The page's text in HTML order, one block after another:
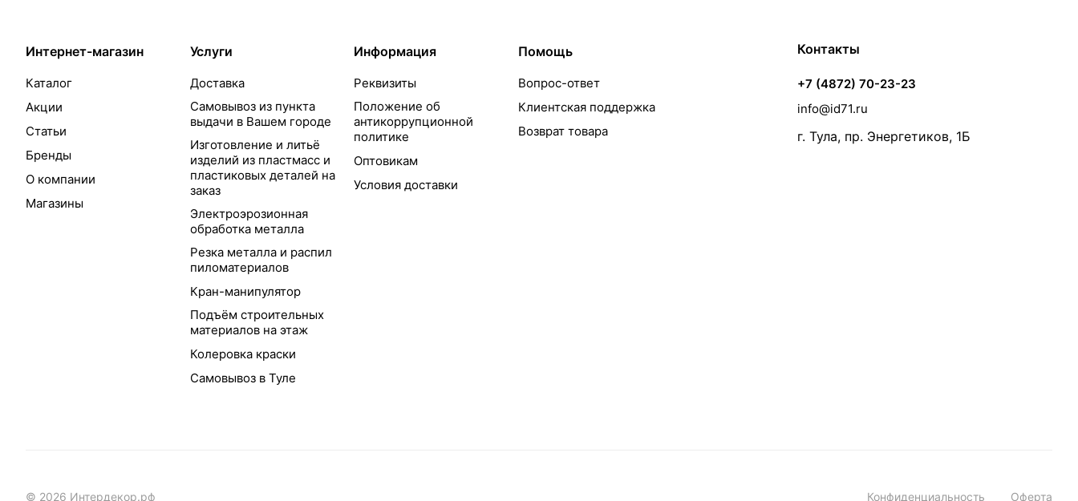
Интернет-магазин
Каталог
Акции
Статьи
Бренды
О компании
Магазины
Услуги
Доставка
Самовывоз из пункта
выдачи в Вашем городе
Изготовление и литьё
изделий из пластмасс и
пластиковых деталей на
заказ
Электроэрозионная
обработка металла
Резка металла и распил
пиломатериалов
Кран-манипулятор
Подъём строительных
материалов на этаж
Колеровка краски
Самовывоз в Туле
Информация
Реквизиты
Положение об
антикоррупционной
политике
Оптовикам
Условия доставки
Помощь
Вопрос-ответ
Клиентская поддержка
Возврат товара
Контакты
+7 (4872) 70-23-23
info@id71.ru
г. Тула, пр. Энергетиков, 1Б
© 2026 Интердекор.рф Конфиденциальность Оферта